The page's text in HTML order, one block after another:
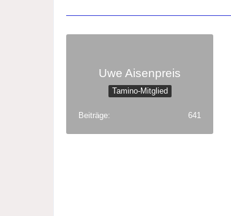
Uwe Aisenpreis
Tamino-Mitglied
Beiträge 641